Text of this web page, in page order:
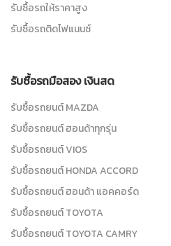
รับซื้อรถให้ราคาสูง
รับซื้อรถติดไฟแนนซ์
รับซื้อรถมือสอง เงินสด
รับซื้อรถยนต์ MAZDA
รับซื้อรถยนต์ ฮอนด้าทุกรุ่น
รับซื้อรถยนต์ VIOS
รับซื้อรถยนต์ HONDA ACCORD
รับซื้อรถยนต์ ฮอนด้า แอคคอร์ด
รับซื้อรถยนต์ TOYOTA
รับซื้อรถยนต์ TOYOTA CAMRY